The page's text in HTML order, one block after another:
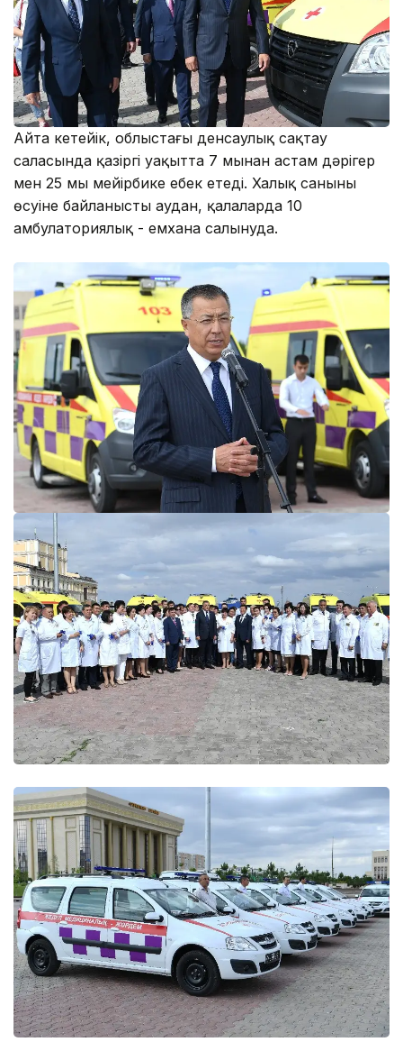
Айта кетейік, облыстағы денсаулық сақтау
саласында қазіргі уақытта 7 мыңнан астам дәрігер
мен 25 мың мейірбике еңбек етеді. Халық санының
өсуіне байланысты аудан, қалаларда 10
амбулаториялық - емхана салынуда.